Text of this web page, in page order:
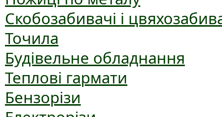
Скобозабивачі і
Точила
Будівельне обладнання
Теплові гармати
Бензорізи